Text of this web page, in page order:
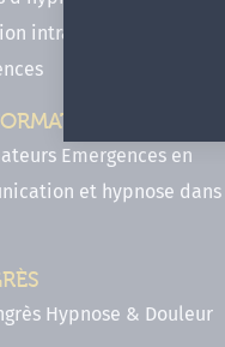
intra-établissement
Emergences en
et hypnose dans
Hypnose & Douleur